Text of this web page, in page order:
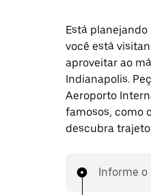
Está planejando
você está
aproveitar ao
Indianapolis.
Aeroporto
famosos, como
descubra
Informe o